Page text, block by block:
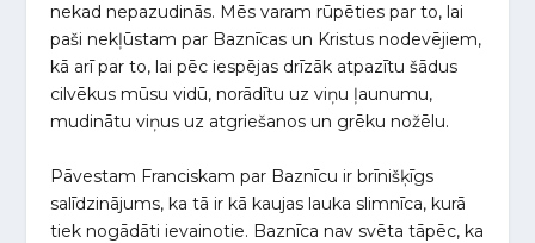
nekad nepazudinās. Mēs varam rūpēties par to, lai
paši nekļūstam par Baznīcas un Kristus nodevējiem,
kā arī par to, lai pēc iespējas drīzāk atpazītu šādus
cilvēkus mūsu vidū, norādītu uz viņu ļaunumu,
mudinātu viņus uz atgriešanos un grēku nožēlu.
Pāvestam Franciskam par Baznīcu ir brīnišķīgs
salīdzinājums, ka tā ir kā kaujas lauka slimnīca, kurā
tiek nogādāti ievainotie. Baznīca nav svēta tāpēc, ka